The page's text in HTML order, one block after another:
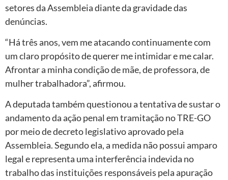
setores da Assembleia diante da gravidade das
denúncias.
“Há três anos, vem me atacando continuamente com
um claro propósito de querer me intimidar e me calar.
Afrontar a minha condição de mãe, de professora, de
mulher trabalhadora”, afirmou.
A deputada também questionou a tentativa de sustar o
andamento da ação penal em tramitação no TRE-GO
por meio de decreto legislativo aprovado pela
Assembleia. Segundo ela, a medida não possui amparo
legal e representa uma interferência indevida no
trabalho das instituições responsáveis pela apuração